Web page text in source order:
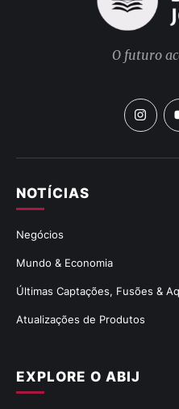
EXPLORE O ABIJ
NOTÍCIAS
Negócios
Mundo & Economia
Últimas Captações, Fusões &
Atualizações de Produtos
O futuro